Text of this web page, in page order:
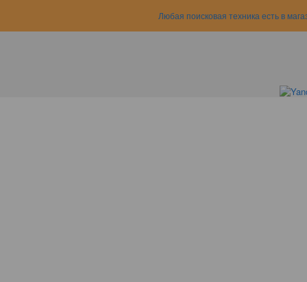
Любая поисковая техника есть в